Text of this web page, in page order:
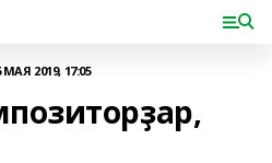
МАЯ 2019, 17:05